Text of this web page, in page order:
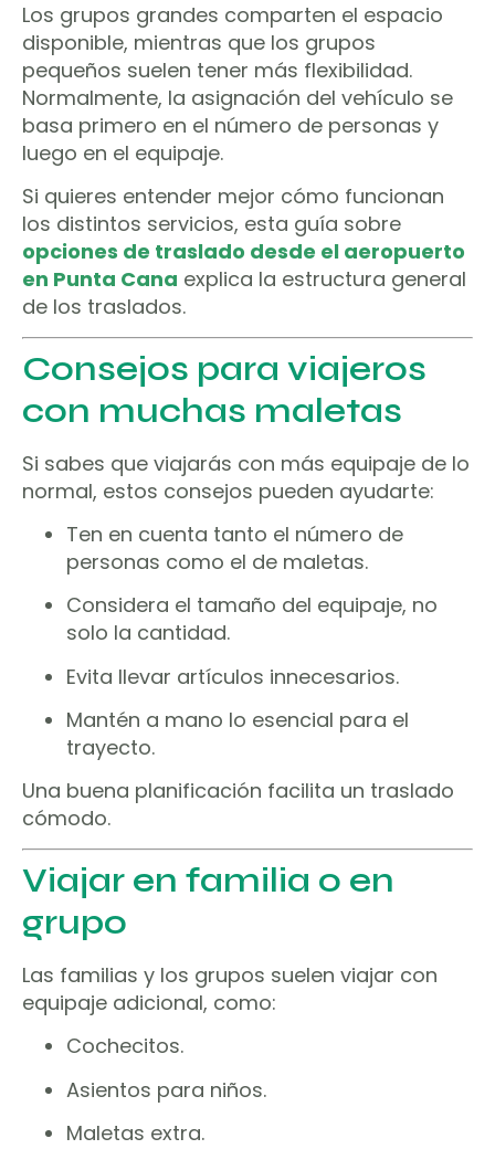
Los grupos grandes comparten el espacio
disponible, mientras que los grupos
pequeños suelen tener más flexibilidad.
Normalmente, la asignación del vehículo se
basa primero en el número de personas y
luego en el equipaje.
Si quieres entender mejor cómo funcionan
los distintos servicios, esta guía sobre
opciones de traslado desde el aeropuerto
en Punta Cana explica la estructura general
de los traslados.
Consejos para viajeros
con muchas maletas
Si sabes que viajarás con más equipaje de lo
normal, estos consejos pueden ayudarte:
Ten en cuenta tanto el número de
personas como el de maletas.
Considera el tamaño del equipaje, no
solo la cantidad.
Evita llevar artículos innecesarios.
Mantén a mano lo esencial para el
trayecto.
Una buena planificación facilita un traslado
cómodo.
Viajar en familia o en
grupo
Las familias y los grupos suelen viajar con
equipaje adicional, como:
Cochecitos.
Asientos para niños.
Maletas extra.